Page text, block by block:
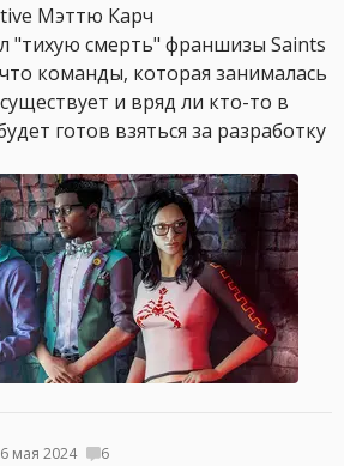
Мэттю Карч
"тихую смерть" франшизы Saints
команды, которая занималась
и вряд ли кто-то в
готов взяться за разработку
мая 2024 6